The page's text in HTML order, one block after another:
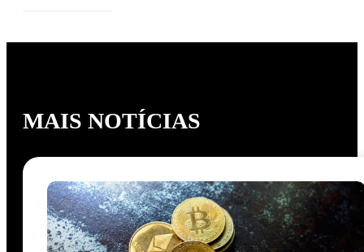
MAIS NOTÍCIAS